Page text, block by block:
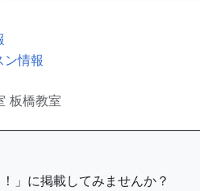
情報
板橋教室
」に掲載してみませんか？